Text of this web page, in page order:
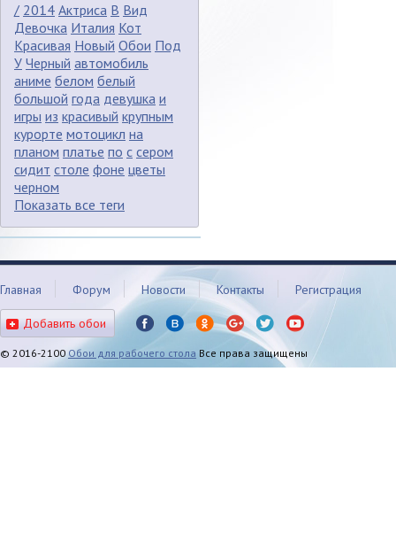
/ 2014 Актриса В Вид
Девочка Италия Кот
Красивая Новый Обои Под
У Черный автомобиль
аниме белом белый
большой года девушка и
игры из красивый крупным
курорте мотоцикл на
планом платье по с сером
сидит столе фоне цветы
черном
Показать все теги
Главная Форум Новости Контакты Регистрация
Добавить обои
© 2016-2100Обои для рабочего стола Все права защищены